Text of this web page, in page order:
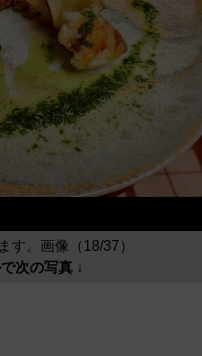
す。画像（18/37）
次の写真 ↓